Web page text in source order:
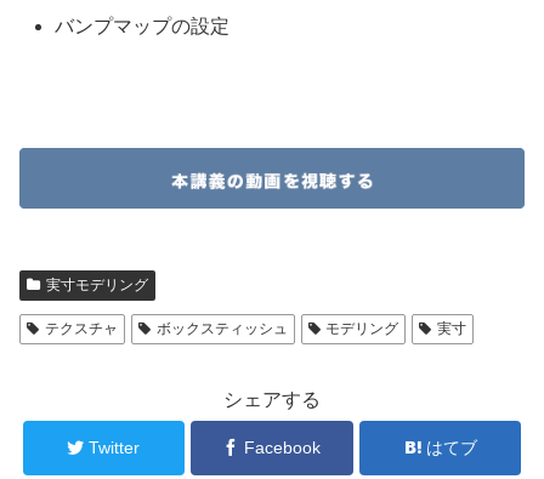
バンプマップの設定
実寸モデリング
テクスチャ ボックスティッシュ モデリング 実寸
シェアする
Twitter Facebook はてブ